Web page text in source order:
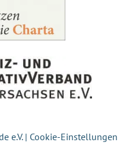
e.V. | Cookie-Einstellungen